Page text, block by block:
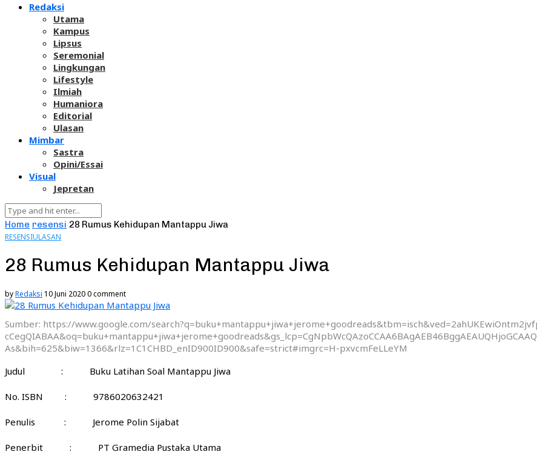
Redaksi
Utama
Kampus
Lipsus
Seremonial
Lingkungan
Lifestyle
Ilmiah
Humaniora
Editorial
Ulasan
Mimbar
Sastra
Opini/Essai
Visual
Jepretan
Home resensi 28 Rumus Kehidupan Mantappu Jiwa
RESENSIULASAN
28 Rumus Kehidupan Mantappu Jiwa
byRedaksi 10 Juni 20200 comment
Sumber: https://www.google.com/
As&bih=625&biw=1366&rlz=1C1CHBD_enID900ID900&safe=strict#imgrc=H-pxvcmFeLLeYM
Judul : Buku Latihan Soal Mantappu Jiwa
No. ISBN : 9786020632421
Penulis : Jerome Polin Sijabat
Penerbit : PT Gramedia Pustaka Utama